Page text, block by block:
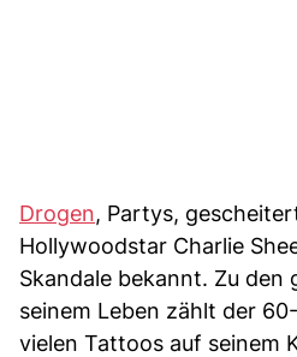
Drogen, Partys,
Hollywoodstar Charlie
Skandale bekannt. Zu den
seinem Leben zählt der
vielen Tattoos auf seinem